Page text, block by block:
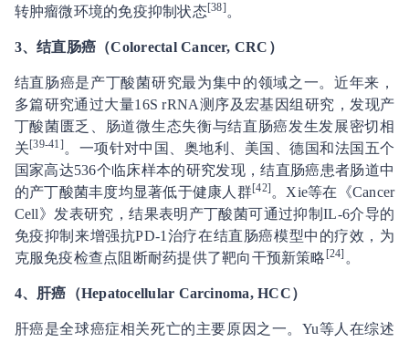
转肿瘤微环境的免疫抑制状态[38] 。
3、结直肠癌（Colorectal Cancer, CRC）
结直肠癌是产丁酸菌研究最为集中的领域之一。近年来，
多篇研究通过大量16S rRNA测序及宏基因组研究，发现产
丁酸菌匮乏、肠道微生态失衡与结直肠癌发生发展密切相
关[39-41] 。一项针对中国、奥地利、美国、德国和法国五个
国家高达536个临床样本的研究发现，结直肠癌患者肠道中
的产丁酸菌丰度均显著低于健康人群[42] 。Xie等在《Cancer
Cell》发表研究，结果表明产丁酸菌可通过抑制IL-6介导的
免疫抑制来增强抗PD-1治疗在结直肠癌模型中的疗效，为
克服免疫检查点阻断耐药提供了靶向干预新策略 [24] 。
4、 肝癌（Hepatocellular Carcinoma, HCC）
肝癌是全球癌症相关死亡的主要原因之一。Yu等人在综述